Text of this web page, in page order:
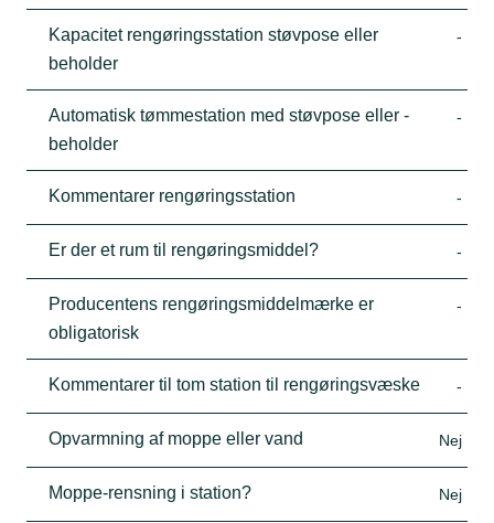
Kapacitet rengøringsstation støvpose eller
beholder
-
Automatisk tømmestation med støvpose eller -
beholder
-
Kommentarer rengøringsstation -
Er der et rum til rengøringsmiddel? -
Producentens rengøringsmiddelmærke er
obligatorisk
-
Kommentarer til tom station til rengøringsvæske -
Opvarmning af moppe eller vand Nej
Moppe-rensning i station? Nej